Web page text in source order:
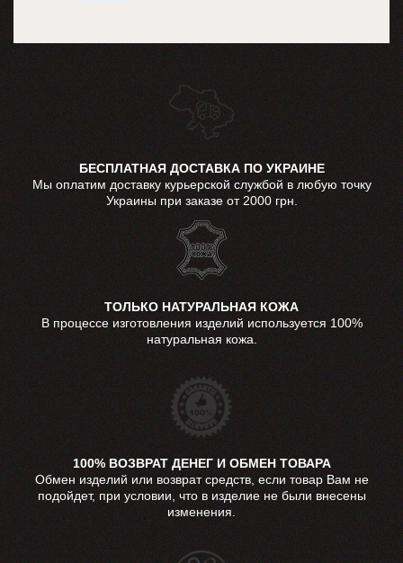
БЕСПЛАТНАЯ ДОСТАВКА ПО УКРАИНЕ
Мы оплатим доставку курьерской службой в любую точку
Украины при заказе от 2000 грн.
ТОЛЬКО НАТУРАЛЬНАЯ КОЖА
В процессе изготовления изделий используется 100%
натуральная кожа.
100% ВОЗВРАТ ДЕНЕГ И ОБМЕН ТОВАРА
Обмен изделий или возврат средств, если товар Вам не
подойдет, при условии, что в изделие не были внесены
изменения.